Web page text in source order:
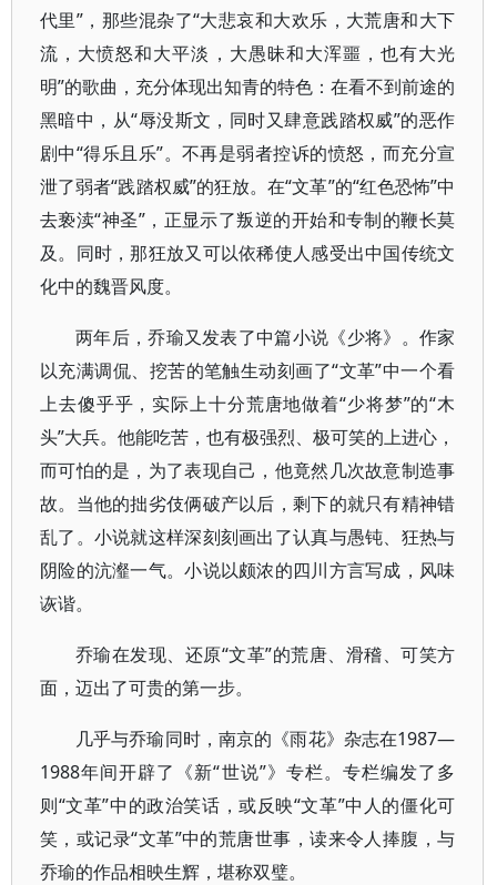
代里”，那些混杂了“大悲哀和大欢乐，大荒唐和大下
流，大愤怒和大平淡，大愚昧和大浑噩，也有大光
明”的歌曲，充分体现出知青的特色：在看不到前途的
黑暗中，从“辱没斯文，同时又肆意践踏权威”的恶作
剧中“得乐且乐”。不再是弱者控诉的愤怒，而充分宣
泄了弱者“践踏权威”的狂放。在“文革”的“红色恐怖”中
去亵渎“神圣”，正显示了叛逆的开始和专制的鞭长莫
及。同时，那狂放又可以依稀使人感受出中国传统文
化中的魏晋风度。
两年后，乔瑜又发表了中篇小说《少将》。作家
以充满调侃、挖苦的笔触生动刻画了“文革”中一个看
上去傻乎乎，实际上十分荒唐地做着“少将梦”的“木
头”大兵。他能吃苦，也有极强烈、极可笑的上进心，
而可怕的是，为了表现自己，他竟然几次故意制造事
故。当他的拙劣伎俩破产以后，剩下的就只有精神错
乱了。小说就这样深刻刻画出了认真与愚钝、狂热与
阴险的沆瀣一气。小说以颇浓的四川方言写成，风味
诙谐。
乔瑜在发现、还原“文革”的荒唐、滑稽、可笑方
面，迈出了可贵的第一步。
几乎与乔瑜同时，南京的《雨花》杂志在1987—
1988年间开辟了《新“世说”》专栏。专栏编发了多
则“文革”中的政治笑话，或反映“文革”中人的僵化可
笑，或记录“文革”中的荒唐世事，读来令人捧腹，与
乔瑜的作品相映生辉，堪称双璧。